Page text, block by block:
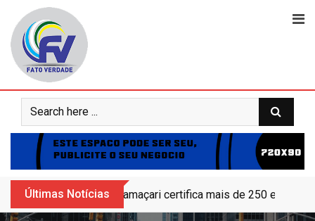
content
Últimas Notícias Camaçari certifica mais de 250